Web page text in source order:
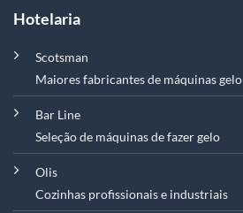
Hotelaria
Scotsman
Maiores fabricantes de máquinas gelo
Bar Line
Seleção de máquinas de fazer gelo
Olis
Cozinhas profissionais e industriais